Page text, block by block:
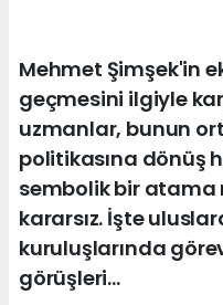
Mehmet Şimşek'in
geçmesini ilgiyle
uzmanlar, bunun
politikasına dönüş
sembolik bir atama
kararsız. İşte
kuruluşlarında
görüşleri...